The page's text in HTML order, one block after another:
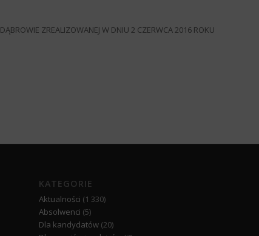
ZREALIZOWANEJ W DNIU 2 CZERWCA 2016 ROKU
KATEGORIE
Aktualności (1 330)
Absolwenci (5)
Dla kandydatów(20)